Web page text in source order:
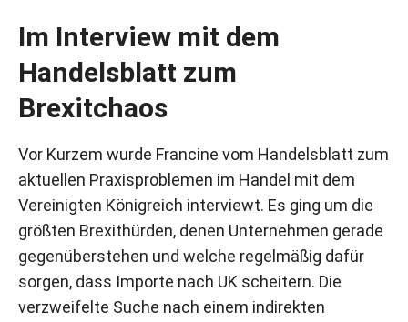
Im Interview mit dem
Handelsblatt zum
Brexitchaos
Vor Kurzem wurde Francine vom Handelsblatt zum
aktuellen Praxisproblemen im Handel mit dem
Vereinigten Königreich interviewt. Es ging um die
größten Brexithürden, denen Unternehmen gerade
gegenüberstehen und welche regelmäßig dafür
sorgen, dass Importe nach UK scheitern. Die
verzweifelte Suche nach einem indirekten